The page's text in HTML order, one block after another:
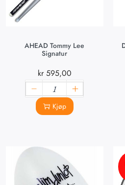
AHEAD Tommy Lee
Signatur
kr595,00
Kjøp